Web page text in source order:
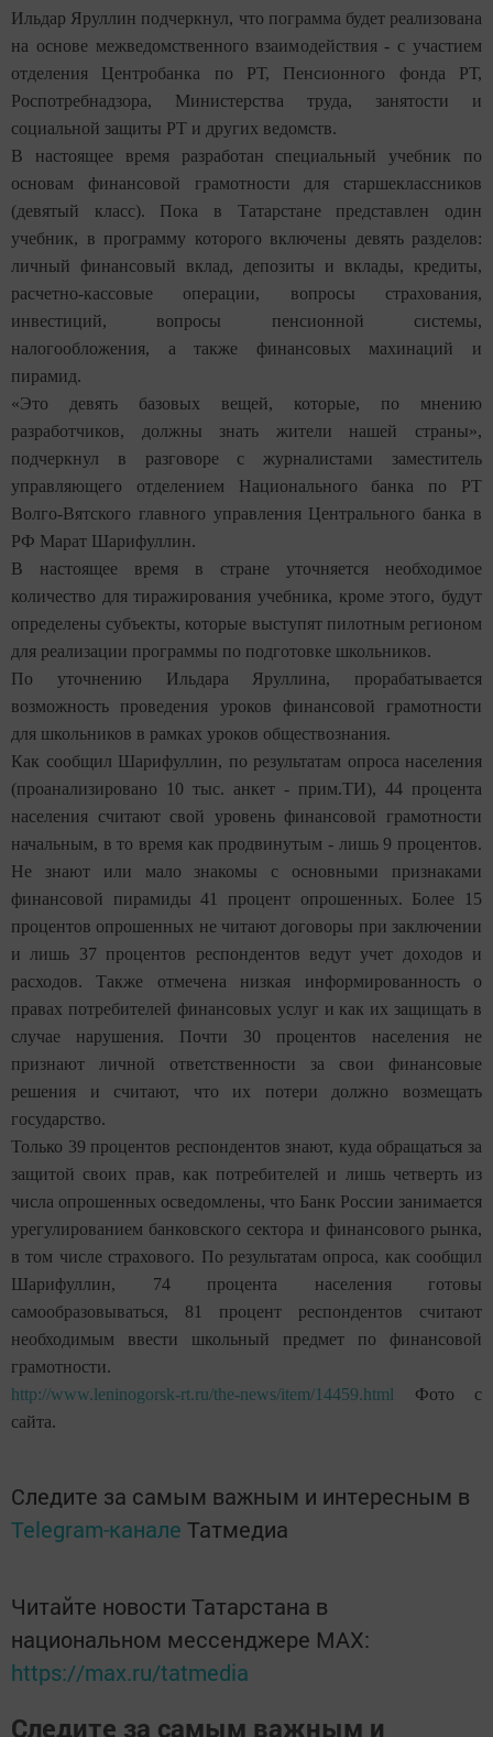
Ильдар Яруллин подчеркнул, что пограмма будет реализована
на основе межведомственного взаимодействия - с участием
отделения Центробанка по РТ, Пенсионного фонда РТ,
Роспотребнадзора, Министерства труда, занятости и
социальной защиты РТ и других ведомств.
В настоящее время разработан специальный учебник по
основам финансовой грамотности для старшеклассников
(девятый класс). Пока в Татарстане представлен один
учебник, в программу которого включены девять разделов:
личный финансовый вклад, депозиты и вклады, кредиты,
расчетно-кассовые операции, вопросы страхования,
инвестиций, вопросы пенсионной системы,
налогообложения, а также финансовых махинаций и
пирамид.
«Это девять базовых вещей, которые, по мнению
разработчиков, должны знать жители нашей страны»,
подчеркнул в разговоре с журналистами заместитель
управляющего отделением Национального банка по РТ
Волго-Вятского главного управления Центрального банка в
РФ Марат Шарифуллин.
В настоящее время в стране уточняется необходимое
количество для тиражирования учебника, кроме этого, будут
определены субъекты, которые выступят пилотным регионом
для реализации программы по подготовке школьников.
По уточнению Ильдара Яруллина, прорабатывается
возможность проведения уроков финансовой грамотности
для школьников в рамках уроков обществознания.
Как сообщил Шарифуллин, по результатам опроса населения
(проанализировано 10 тыс. анкет - прим.ТИ), 44 процента
населения считают свой уровень финансовой грамотности
начальным, в то время как продвинутым - лишь 9 процентов.
Не знают или мало знакомы с основными признаками
финансовой пирамиды 41 процент опрошенных. Более 15
процентов опрошенных не читают договоры при заключении
и лишь 37 процентов респондентов ведут учет доходов и
расходов. Также отмечена низкая информированность о
правах потребителей финансовых услуг и как их защищать в
случае нарушения. Почти 30 процентов населения не
признают личной ответственности за свои финансовые
решения и считают, что их потери должно возмещать
государство.
Только 39 процентов респондентов знают, куда обращаться за
защитой своих прав, как потребителей и лишь четверть из
числа опрошенных осведомлены, что Банк России занимается
урегулированием банковского сектора и финансового рынка,
в том числе страхового. По результатам опроса, как сообщил
Шарифуллин, 74 процента населения готовы
самообразовываться, 81 процент респондентов считают
необходимым ввести школьный предмет по финансовой
грамотности.
http://www.leninogorsk-rt.ru/the-news/item/14459.html Фото с
сайта.
Следите за самым важным и интересным в
Telegram-канале Татмедиа
Читайте новости Татарстана в
национальном мессенджере MАХ:
https://max.ru/tatmedia
Следите за самым важным и